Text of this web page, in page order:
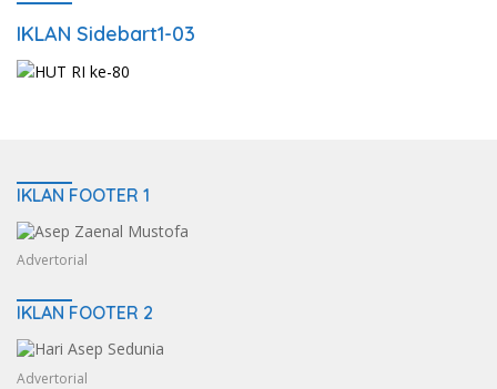
IKLAN Sidebart1-03
IKLAN FOOTER 1
Advertorial
IKLAN FOOTER 2
Advertorial